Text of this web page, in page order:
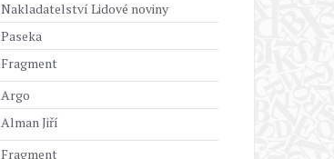
Nakladatelství Lidové noviny
Paseka
Fragment
Argo
Alman Jiří
Fragment